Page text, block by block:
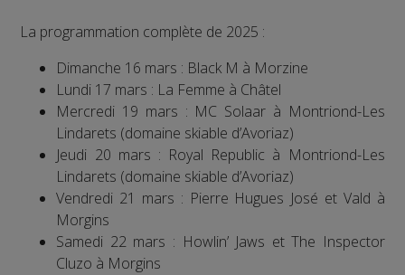
La programmation complète de 2025 :
Dimanche 16 mars : Black M à Morzine
Lundi 17 mars : La Femme à Châtel
Mercredi 19 mars : MC Solaar à Montriond-Les
Lindarets (domaine skiable d’Avoriaz)
Jeudi 20 mars : Royal Republic à Montriond-Les
Lindarets (domaine skiable d’Avoriaz)
Vendredi 21 mars : Pierre Hugues José et Vald à
Morgins
Samedi 22 mars : Howlin’ Jaws et The Inspector
Cluzo à Morgins